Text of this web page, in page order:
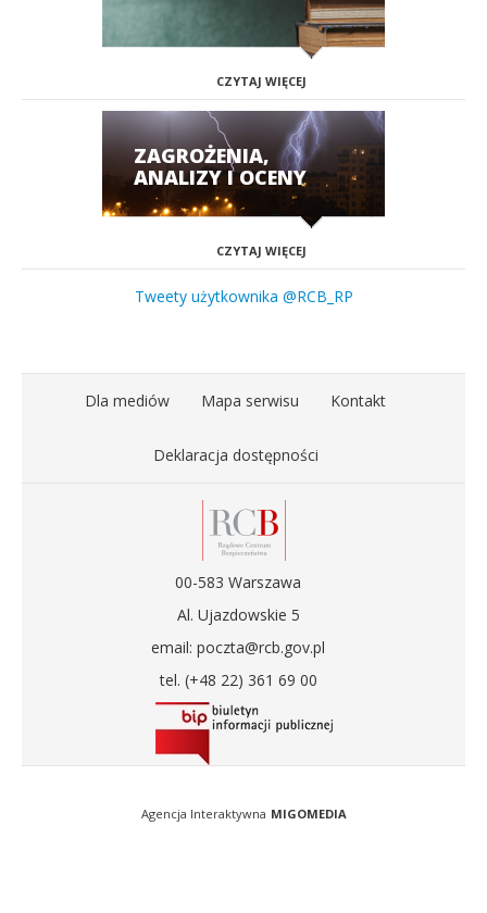
CZYTAJ WIĘCEJ
ZAGROŻENIA,
ANALIZY I OCENY
CZYTAJ WIĘCEJ
Tweety użytkownika @RCB_RP
Dla mediów Mapa serwisu Kontakt
Deklaracja dostępności
00-583 Warszawa
Al. Ujazdowskie 5
email: poczta@rcb.gov.pl
tel. (+48 22) 361 69 00
Agencja Interaktywna MIGOMEDIA